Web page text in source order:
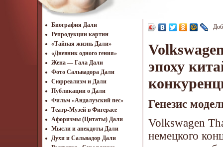
Биография Дали
Репродукции картин
«Тайная жизнь Дали»
«Дневник одного гения»
Жена — Гала Дали
Фото Сальвадора Дали
Cюрреализм и Дали
Публикации о Дали
Фильм «Андалузский пес»
Театр-Музей в Фигерасе
Афоризмы (Цитаты) Дали
Мысли и анекдоты Дали
Духи и Сальвадор Дали
эпоху
Генезис
Volkswagen
немецкого